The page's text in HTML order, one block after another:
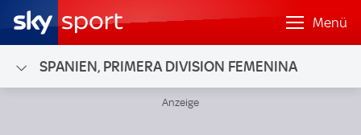
Menü
SPANIEN, PRIMERA DIVISION FEMENINA